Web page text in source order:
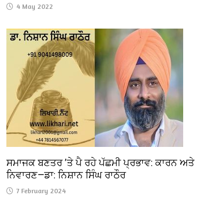
4 May 2022
ਸਮਾਜਕ ਬਣਤਰ ’ਤੇ ਪੈ ਰਹੇ ਪੱਛਮੀ ਪ੍ਰਭਾਵ: ਕਾਰਨ ਅਤੇ
ਨਿਵਾਰਣ—ਡਾ: ਨਿਸ਼ਾਨ ਸਿੰਘ ਰਾਠੌਰ
7 February 2024